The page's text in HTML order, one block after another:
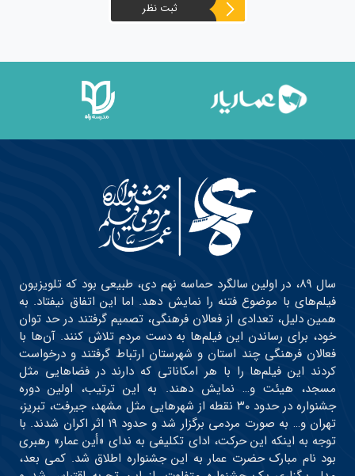
ثبت نظر
سال ۸۹، در اولین سالگرد حماسه نهم دی، طبیعی بود که تلویزیون
فیلم‌های با موضوع فتنه را نمایش دهد. اما این اتفاق نیفتاد. به
همین دلیل، تعدادی از فعالان فرهنگی، تصمیم گرفتند در حد توان
خود، برای رساندن این فیلم‌ها به دست مردم تلاش کنند. آن‌ها با
فعالان فرهنگی چند استان و شهرستان ارتباط گرفتند و درخواست
کردند این فیلم‌ها را با هر امکاناتی که دارند در فضاهایی مثل
مسجد، هیئت و… نمایش دهند. به این ترتیب، اولین دوره
جشنواره در حدود ۳۰ نقطه از شهرهایی مثل مشهد، جیرفت، تبریز،
تهران و… به صورت مردمی برگزار شد و حدود ۱۹ اثر اکران شدند. با
توجه به اینکه این حرکت، ادای تکلیفی به ندای «أین عمار» رهبری
بود نام مبارک حضرت عمار به این جشنواره اطلاق شد. کمی بعد،